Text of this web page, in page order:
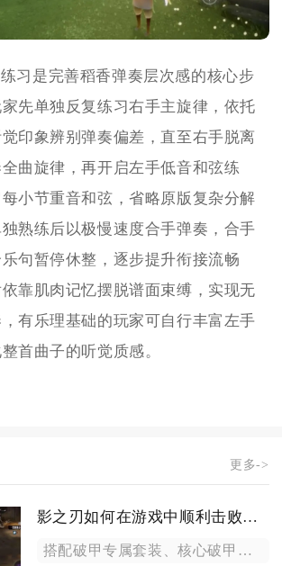
习是完善稻香弹奏层次感的核心步
先单独反复练习右手主旋律，依托
印象辨别弹奏偏差，直至右手脱离
曲旋律，再开启左手低音和弦练
小节重音和弦，省略原版复杂分解
熟练后以极慢速度合手弹奏，合手
句暂停休整，逐步提升衔接流畅
靠肌肉记忆摆脱谱面束缚，实现无
有乐理基础的玩家可自行丰富左手
首曲子的听觉质感。
更多->
影之刃如何在游戏中顺利击败月堡女王
搭配破甲专属套装、核心破甲心法与分段规避机制输出，全程把控月...